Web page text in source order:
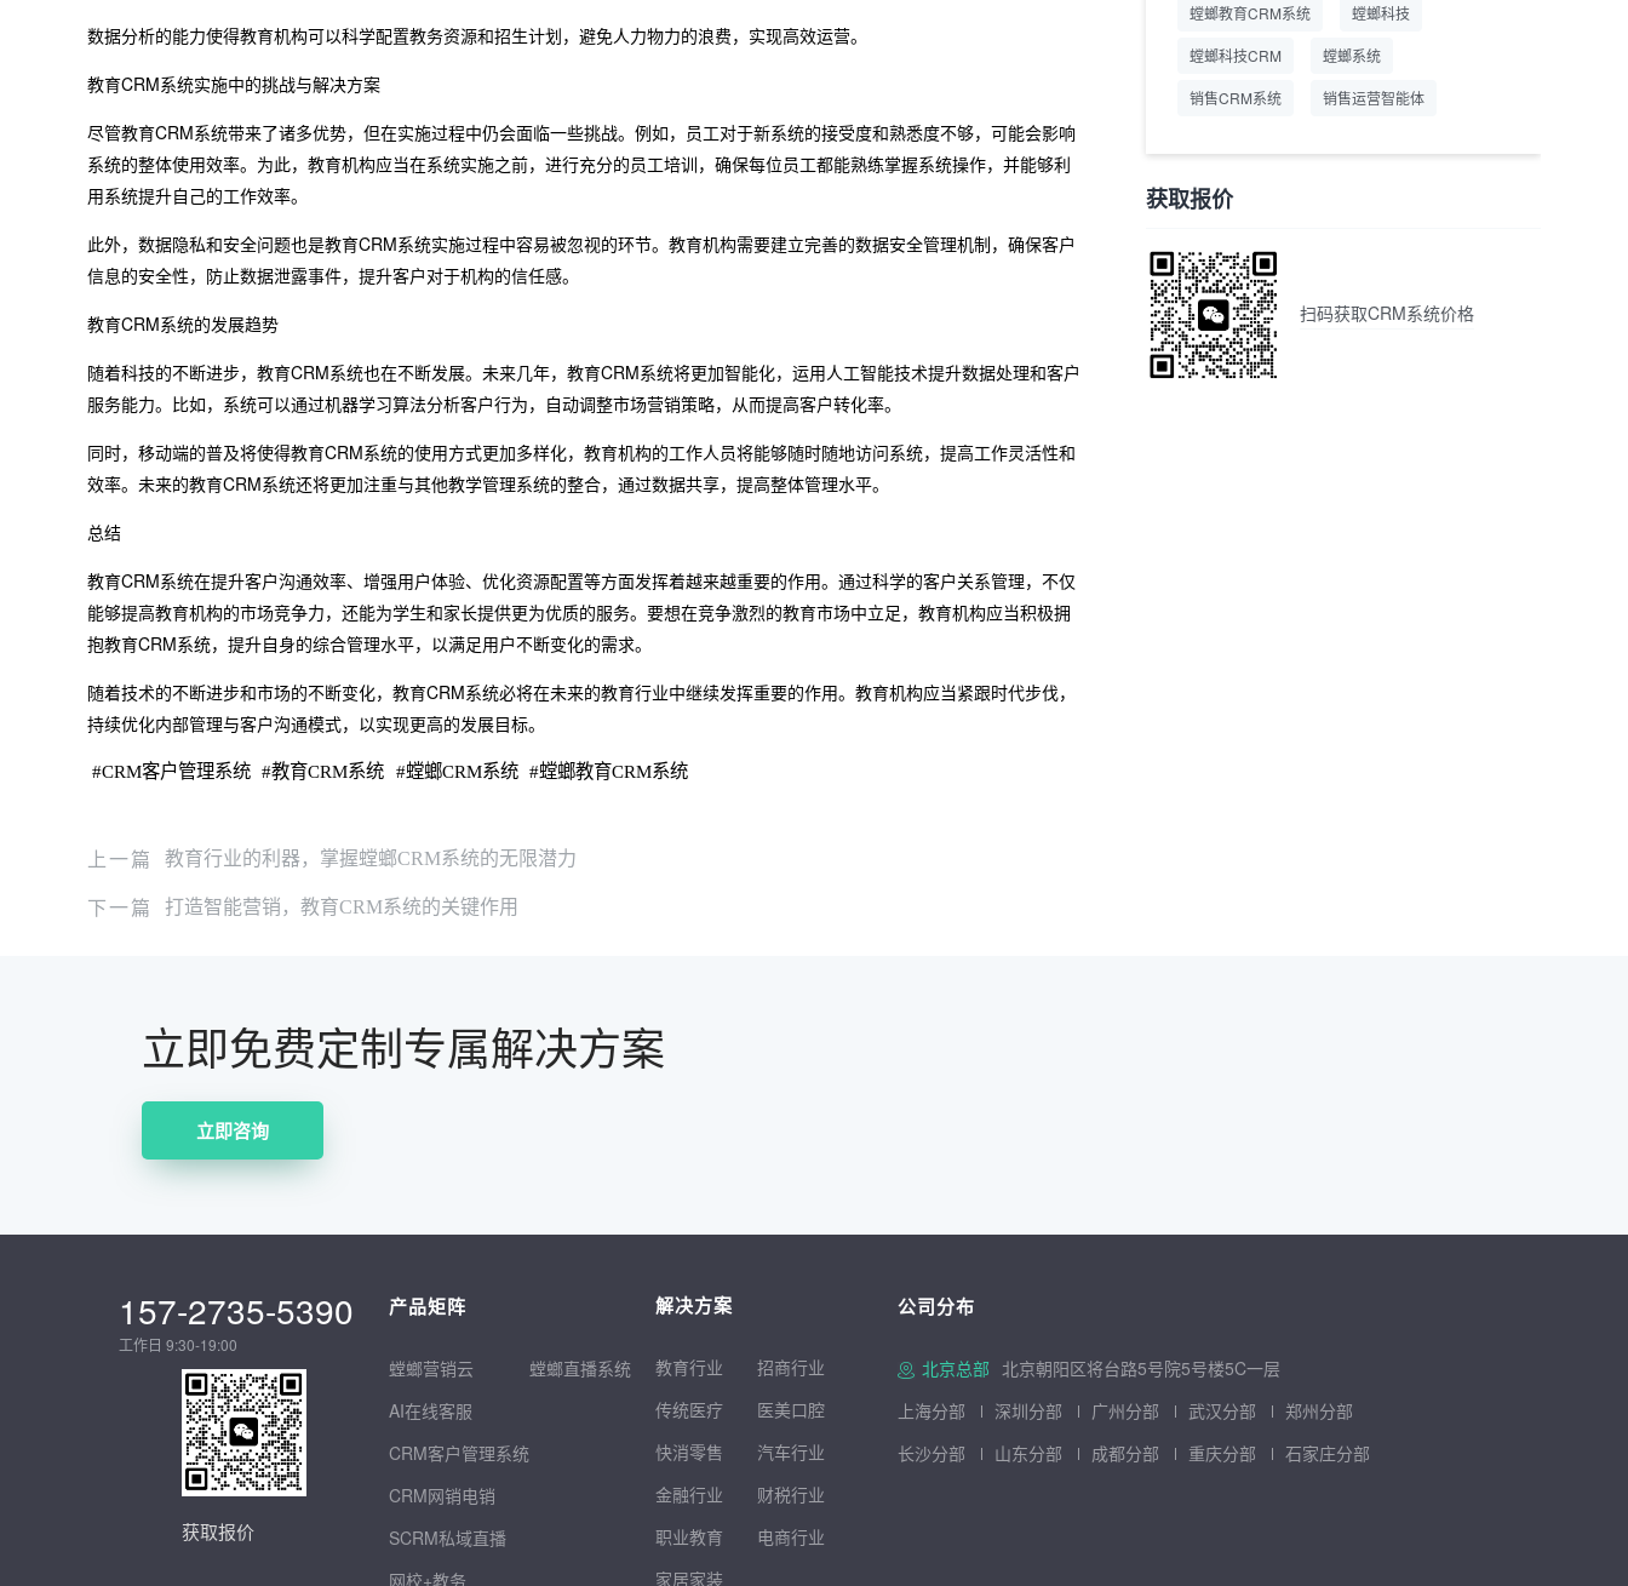
数据分析的能力使得教育机构可以科学配置教务资源和招生计划，避免人力物力的浪费，实现高效运营。
教育CRM系统实施中的挑战与解决方案
尽管教育CRM系统带来了诸多优势，但在实施过程中仍会面临一些挑战。例如，员工对于新系统的接受度和熟悉度不够，可能会影响
系统的整体使用效率。为此，教育机构应当在系统实施之前，进行充分的员工培训，确保每位员工都能熟练掌握系统操作，并能够利
用系统提升自己的工作效率。
此外，数据隐私和安全问题也是教育CRM系统实施过程中容易被忽视的环节。教育机构需要建立完善的数据安全管理机制，确保客户
信息的安全性，防止数据泄露事件，提升客户对于机构的信任感。
教育CRM系统的发展趋势
随着科技的不断进步，教育CRM系统也在不断发展。未来几年，教育CRM系统将更加智能化，运用人工智能技术提升数据处理和客户
服务能力。比如，系统可以通过机器学习算法分析客户行为，自动调整市场营销策略，从而提高客户转化率。
同时，移动端的普及将使得教育CRM系统的使用方式更加多样化，教育机构的工作人员将能够随时随地访问系统，提高工作灵活性和
效率。未来的教育CRM系统还将更加注重与其他教学管理系统的整合，通过数据共享，提高整体管理水平。
总结
教育CRM系统在提升客户沟通效率、增强用户体验、优化资源配置等方面发挥着越来越重要的作用。通过科学的客户关系管理，不仅
能够提高教育机构的市场竞争力，还能为学生和家长提供更为优质的服务。要想在竞争激烈的教育市场中立足，教育机构应当积极拥
抱教育CRM系统，提升自身的综合管理水平，以满足用户不断变化的需求。
随着技术的不断进步和市场的不断变化，教育CRM系统必将在未来的教育行业中继续发挥重要的作用。教育机构应当紧跟时代步伐，
持续优化内部管理与客户沟通模式，以实现更高的发展目标。
#CRM客户管理系统 #教育CRM系统 #螳螂CRM系统 #螳螂教育CRM系统
螳螂教育CRM系统 螳螂科技
螳螂科技CRM 螳螂系统
销售CRM系统 销售运营智能体
获取报价
扫码获取CRM系统价格
上一篇 教育行业的利器，掌握螳螂CRM系统的无限潜力
下一篇 打造智能营销，教育CRM系统的关键作用
立即免费定制专属解决方案
立即咨询
157-2735-5390
工作日 9:30-19:00
获取报价
产品矩阵
螳螂营销云
AI在线客服
CRM客户管理系统
CRM网销电销
SCRM私域直播
网校+教务
螳螂直播系统
解决方案
教育行业 招商行业
传统医疗
医美口腔
快消零售
汽车行业
金融行业
财税行业
职业教育
电商行业
家居家装
公司分布
北京总部 北京朝阳区将台路5号院5号楼5C一层
上海分部
深圳分部 广州分部 武汉分部
郑州分部
长沙分部
山东分部 成都分部 重庆分部 石家庄分部